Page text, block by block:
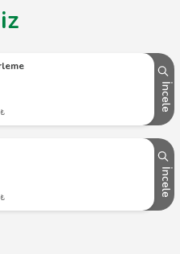
İncele
İncele